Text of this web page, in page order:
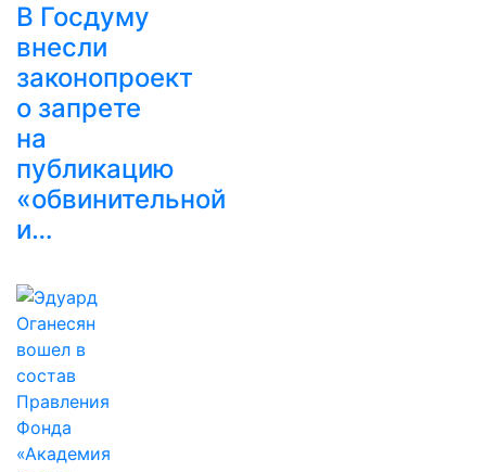
В Госдуму
внесли
законопроект
о запрете
на
публикацию
«обвинительной
и…